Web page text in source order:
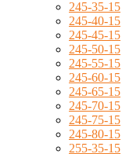
245-35-15
245-40-15
245-45-15
245-50-15
245-55-15
245-60-15
245-65-15
245-70-15
245-75-15
245-80-15
255-35-15